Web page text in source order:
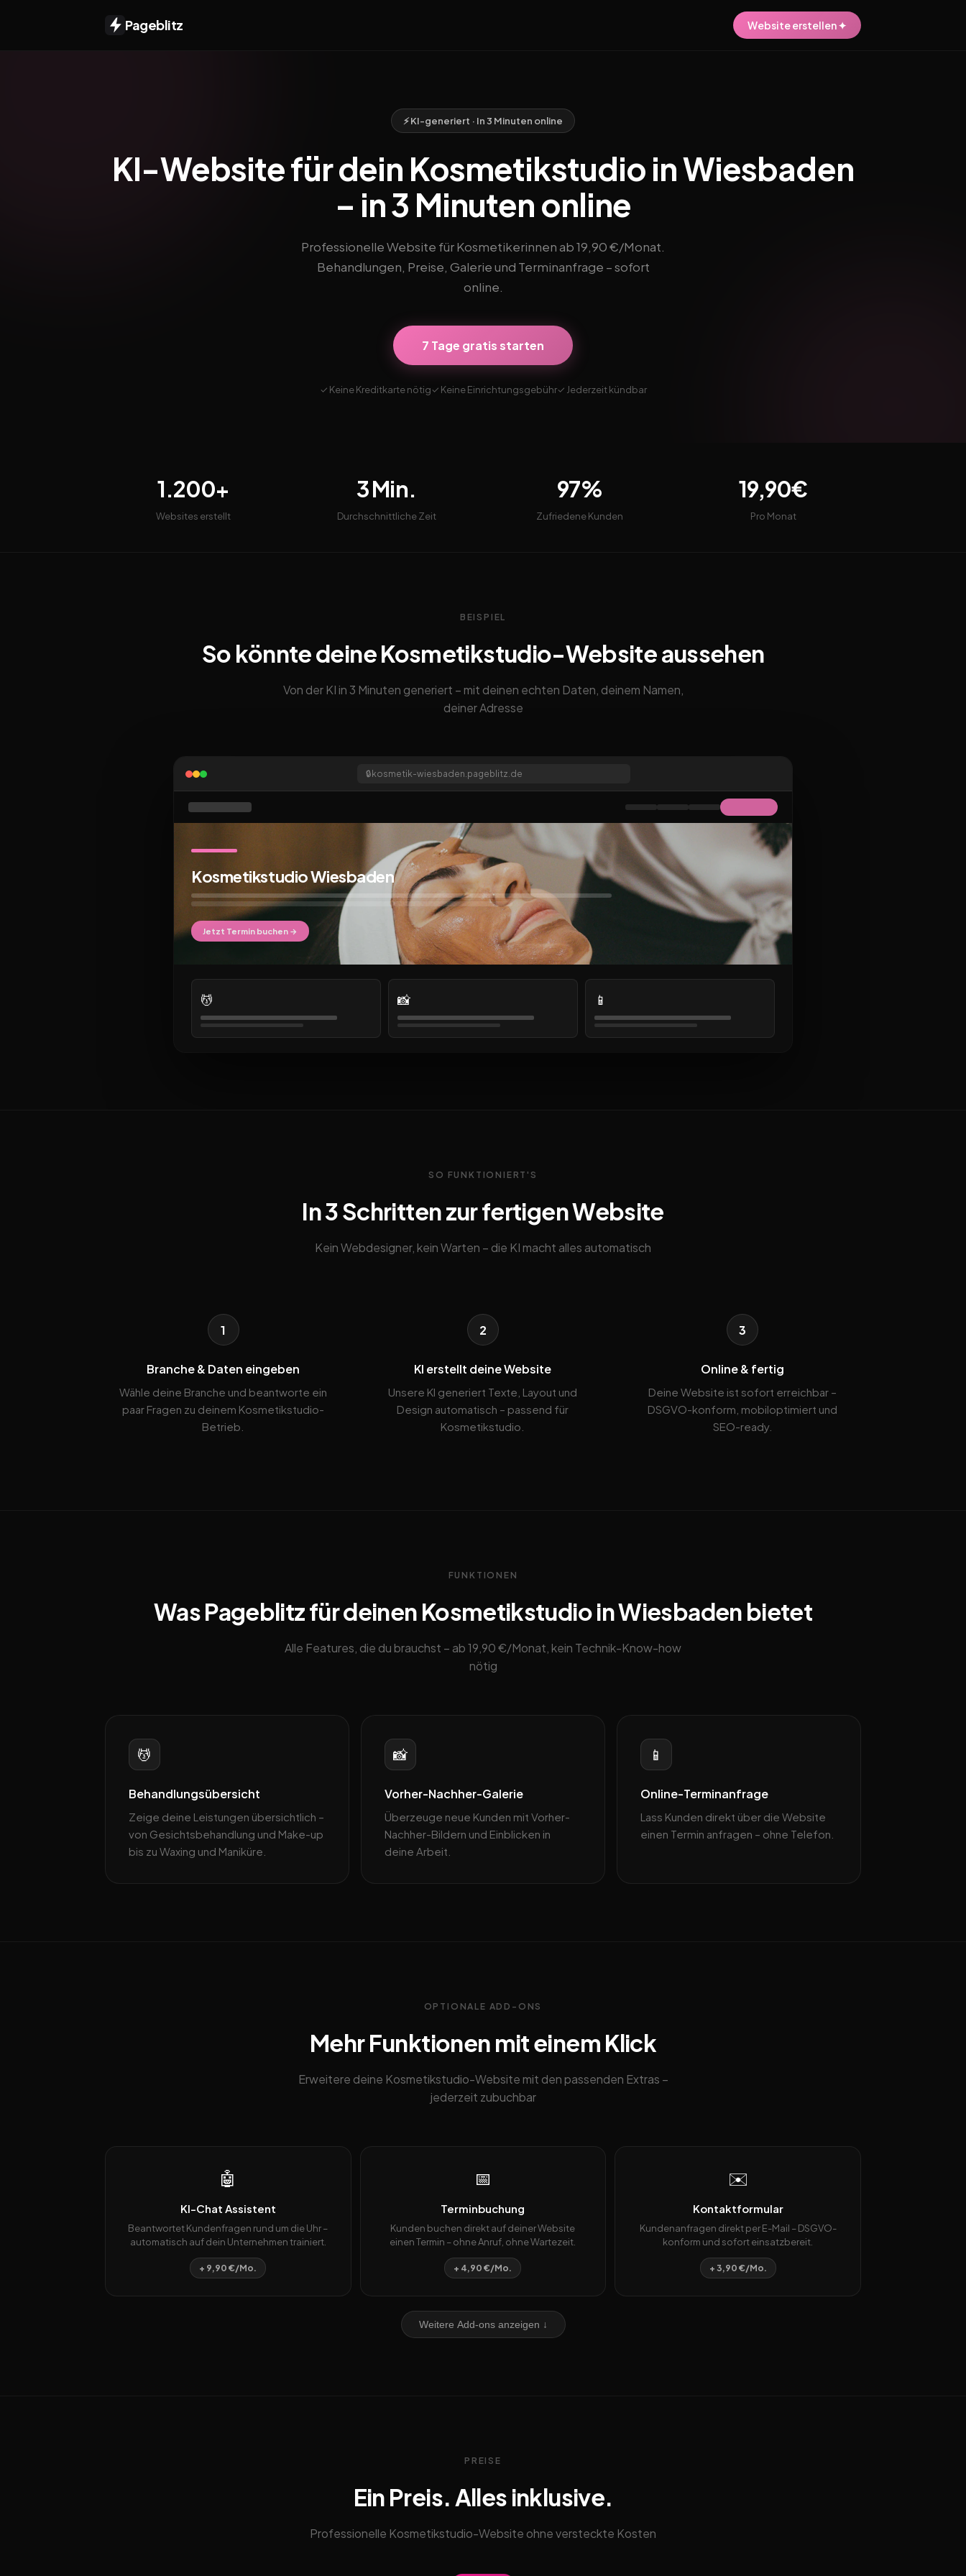
Pageblitz Website erstellen ✦
⚡ KI-generiert · In 3 Minuten online
KI-Website für dein Kosmetikstudio in Wiesbaden
– in 3 Minuten online
Professionelle Website für Kosmetikerinnen ab 19,90 €/Monat.
Behandlungen, Preise, Galerie und Terminanfrage – sofort
online.
7 Tage gratis starten
✓ Keine Kreditkarte nötig✓ Keine Einrichtungsgebühr✓ Jederzeit kündbar
1.200+
Websites erstellt
3 Min.
Durchschnittliche Zeit
97%
Zufriedene Kunden
19,90€
Pro Monat
BEISPIEL
So könnte deine Kosmetikstudio-Website aussehen
Von der KI in 3 Minuten generiert – mit deinen echten Daten, deinem Namen,
deiner Adresse
🔒 kosmetik-wiesbaden.pageblitz.de
Kosmetikstudio Wiesbaden
Jetzt Termin buchen →
💆 📸 📱
SO FUNKTIONIERT'S
In 3 Schritten zur fertigen Website
Kein Webdesigner, kein Warten – die KI macht alles automatisch
1
Branche & Daten eingeben
Wähle deine Branche und beantworte ein
paar Fragen zu deinem Kosmetikstudio-
Betrieb.
2
KI erstellt deine Website
Unsere KI generiert Texte, Layout und
Design automatisch – passend für
Kosmetikstudio.
3
Online & fertig
Deine Website ist sofort erreichbar –
DSGVO-konform, mobiloptimiert und
SEO-ready.
FUNKTIONEN
Was Pageblitz für deinen Kosmetikstudio in Wiesbaden bietet
Alle Features, die du brauchst – ab 19,90 €/Monat, kein Technik-Know-how
nötig
💆
Behandlungsübersicht
Zeige deine Leistungen übersichtlich –
von Gesichtsbehandlung und Make-up
bis zu Waxing und Maniküre.
📸
Vorher-Nachher-Galerie
Überzeuge neue Kunden mit Vorher-
Nachher-Bildern und Einblicken in
deine Arbeit.
📱
Online-Terminanfrage
Lass Kunden direkt über die Website
einen Termin anfragen – ohne Telefon.
OPTIONALE ADD-ONS
Mehr Funktionen mit einem Klick
Erweitere deine Kosmetikstudio-Website mit den passenden Extras –
jederzeit zubuchbar
🤖
KI-Chat Assistent
Beantwortet Kundenfragen rund um die Uhr –
automatisch auf dein Unternehmen trainiert.
+ 9,90 €/Mo.
📅
Terminbuchung
Kunden buchen direkt auf deiner Website
einen Termin – ohne Anruf, ohne Wartezeit.
+ 4,90 €/Mo.
✉️
Kontaktformular
Kundenanfragen direkt per E-Mail – DSGVO-
konform und sofort einsatzbereit.
+ 3,90 €/Mo.
Weitere Add-ons anzeigen ↓
PREISE
Ein Preis. Alles inklusive.
Professionelle Kosmetikstudio-Website ohne versteckte Kosten